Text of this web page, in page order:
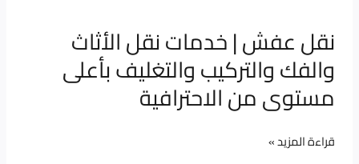
نقل عفش | خدمات نقل الأثاث
والفك والتركيب والتغليف بأعلى
مستوى من الاحترافية
قراءة المزيد »